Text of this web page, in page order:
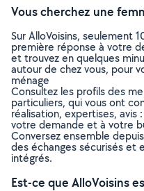
Vous cherchez une
Sur AlloVoisins, seulement
première réponse à votre
et trouvez en quelques
autour de chez vous, pour
ménage
Consultez les profils des
particuliers, qui vous ont
réalisation, expertises, avis
votre demande et à votre
Conversez ensemble
des échanges sécurisés et
intégrés.
Est-ce que AlloVoisins